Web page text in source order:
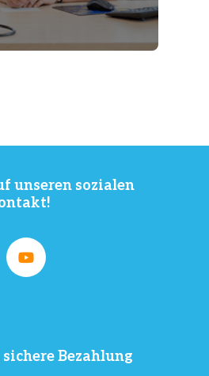
unseren sozialen
Bezahlung